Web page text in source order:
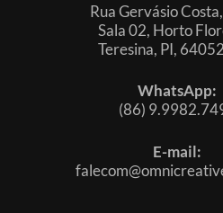
Rua Gervásio
Sala 02, Horto
Teresina, PI,
WhatsApp:
(86)
E-mail: